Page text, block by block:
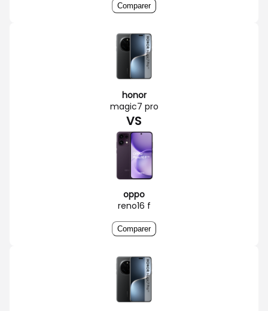
Comparer
honor
magic7 pro
VS
oppo
reno16 f
Comparer